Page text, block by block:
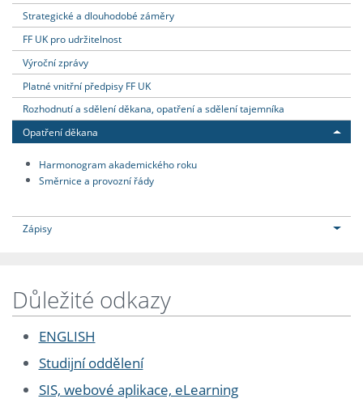
Strategické a dlouhodobé záměry
FF UK pro udržitelnost
Výroční zprávy
Platné vnitřní předpisy FF UK
Rozhodnutí a sdělení děkana, opatření a sdělení tajemníka
Opatření děkana
Harmonogram akademického roku
Směrnice a provozní řády
Zápisy
Důležité odkazy
ENGLISH
Studijní oddělení
SIS, webové aplikace, eLearning